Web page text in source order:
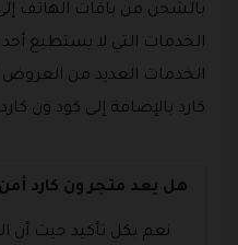
بالشحن من باقات الهاتف
الخدمات التي لا يستطيع
الخدمات العديد من
كارد بالإضافة إلى كود ون
هل يعد متجر ون كارد
نعم بكل تأكيد حيث أن